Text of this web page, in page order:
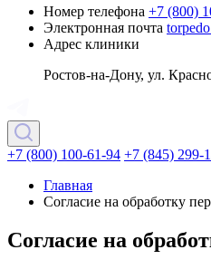
Номер телефона +7 (800)
Электронная почта
Адрес клиники
Ростов-на-Дону, ул.
+7 (800) 100-61-94 +7 (845) 299-
Главная
Согласие на обработку
Согласие на